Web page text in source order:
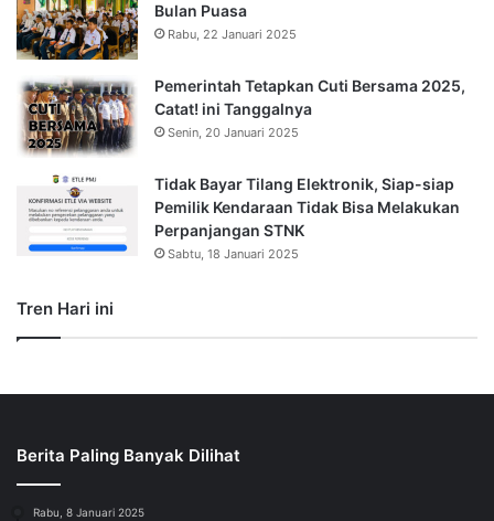
Bulan Puasa
Rabu, 22 Januari 2025
Pemerintah Tetapkan Cuti Bersama 2025,
Catat! ini Tanggalnya
Senin, 20 Januari 2025
Tidak Bayar Tilang Elektronik, Siap-siap
Pemilik Kendaraan Tidak Bisa Melakukan
Perpanjangan STNK
Sabtu, 18 Januari 2025
Tren Hari ini
Berita Paling Banyak Dilihat
Rabu, 8 Januari 2025